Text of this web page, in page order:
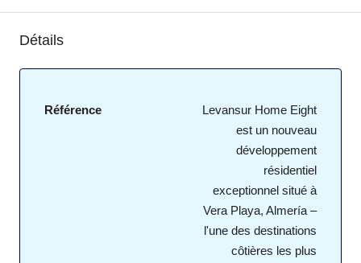
Détails
Référence
Levansur Home Eight
est un nouveau
développement
résidentiel
exceptionnel situé à
Vera Playa, Almería –
l'une des destinations
côtières les plus